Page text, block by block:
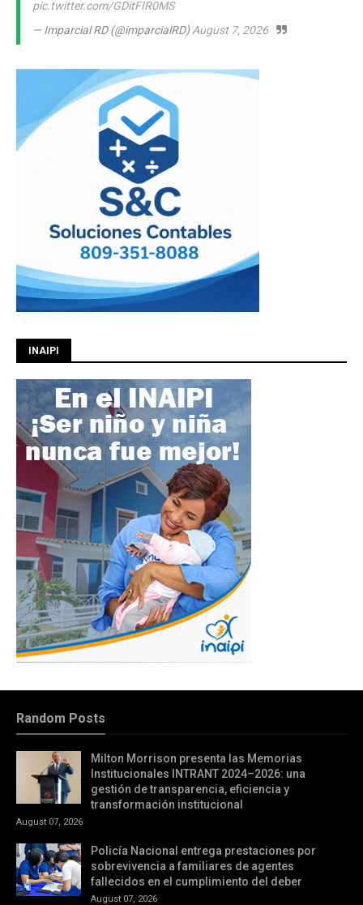
pic.twitter.com/GDitFIR0MS
— Imparcial RD (@imparcialRD)August 7, 2026
INAIPI
Random Posts
Milton Morrison presenta las Memorias
Institucionales INTRANT 2024–2026: una
gestión de transparencia, eficiencia y
transformación institucional
August 07, 2026
Policía Nacional entrega prestaciones por
sobrevivencia a familiares de agentes
fallecidos en el cumplimiento del deber
August 07, 2026